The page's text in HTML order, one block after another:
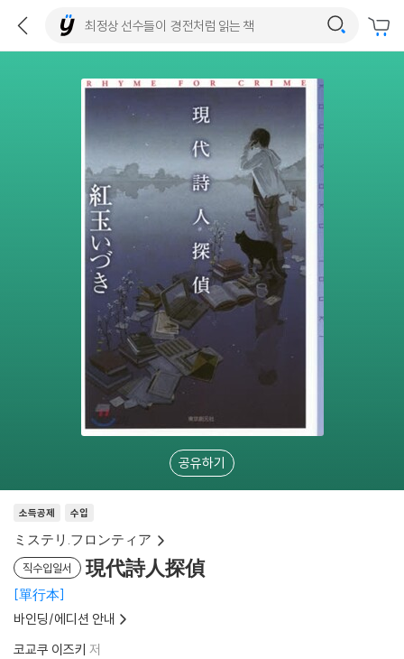
공유하기
소득공제 수입
ミステリ.フロンティア
직수입일서 現代詩人探偵
單行本
바인딩/에디션 안내
코교쿠 이즈키 저